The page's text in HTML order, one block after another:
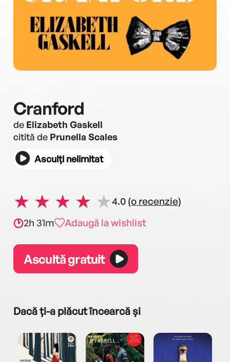
Cranford
de Elizabeth Gaskell
citită de Prunella Scales
Asculți nelimitat
4.0 (o recenzie)
2h 31m
Adaugă la wishlist
Ascultă gratuit
Dacă ți-a plăcut încearcă și